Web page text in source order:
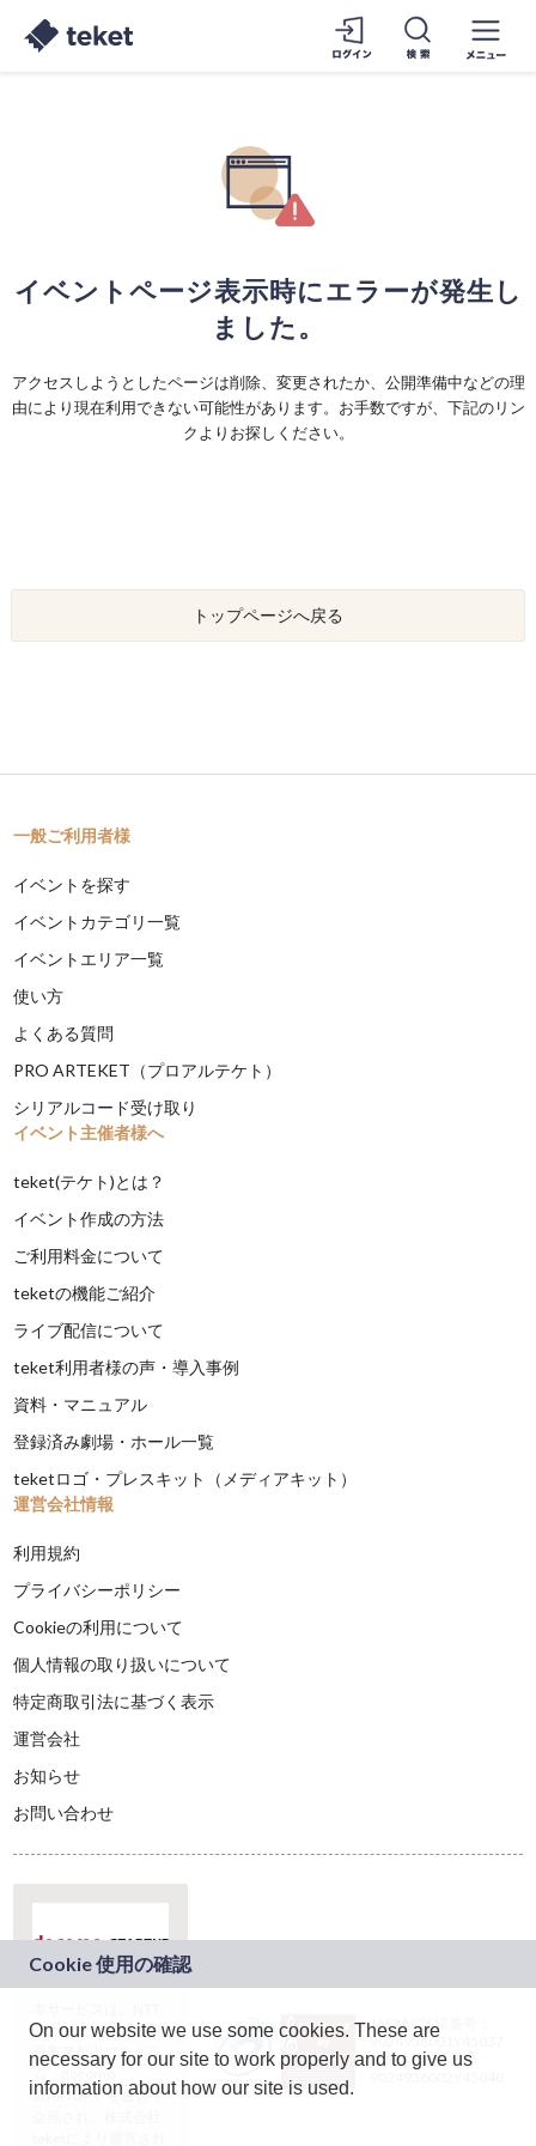
イベントページ表示時にエラーが発生し
ました。
アクセスしようとしたページは削除、変更されたか、公開準備中などの理
由により現在利用できない可能性があります。お手数ですが、下記のリン
クよりお探しください。
トップページへ戻る
一般ご利用者様
イベントを探す
イベントカテゴリ一覧
イベントエリア一覧
使い方
よくある質問
PRO ARTEKET（プロアルテケト）
シリアルコード受け取り
イベント主催者様へ
teket(テケト)とは？
イベント作成の方法
ご利用料金について
teketの機能ご紹介
ライブ配信について
teket利用者様の声・導入事例
資料・マニュアル
登録済み劇場・ホール一覧
teketロゴ・プレスキット（メディアキット）
運営会社情報
利用規約
プライバシーポリシー
Cookieの利用について
個人情報の取り扱いについて
特定商取引法に基づく表示
運営会社
お知らせ
お問い合わせ
ドコモグループの新
規事業創出プログラ
ム「docomo
STARTUP」を通じて
JASRAC許諾番号：
9024936001Y45037
JASRAC許諾番号：
On our website we use some cookies. These are
necessary for our site to work properly and to give us
information about how our site is used.